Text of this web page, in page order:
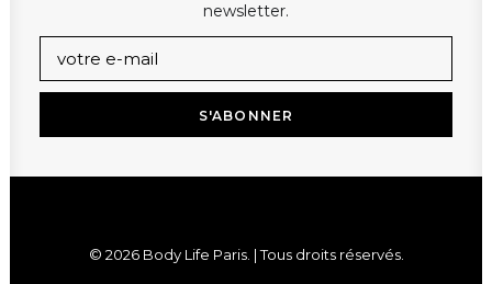
newsletter.
© 2026 Body Life Paris. | Tous droits réservés.